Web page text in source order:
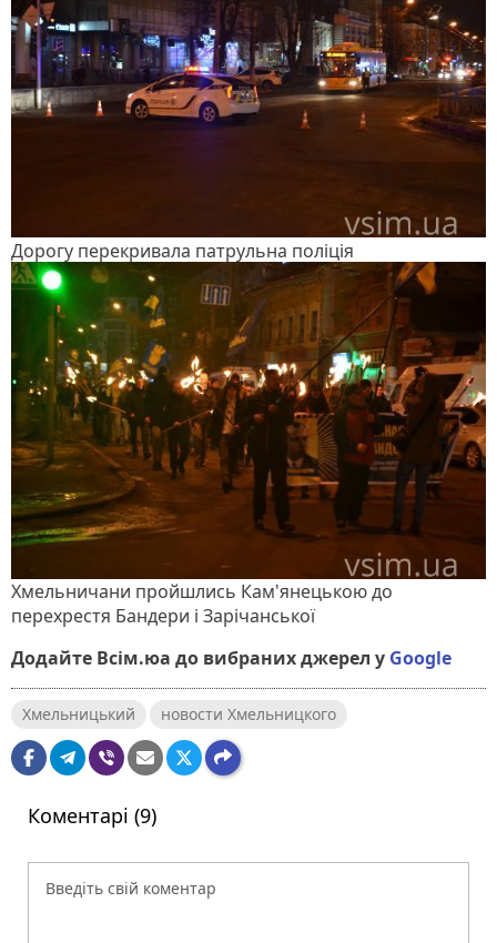
Дорогу перекривала патрульна поліція
Хмельничани пройшлись Кам'янецькою до
перехрестя Бандери і Зарічанської
Додайте Всім.юа до вибраних джерел у Google
Хмельницький новости Хмельницкого
Коментарі (9)